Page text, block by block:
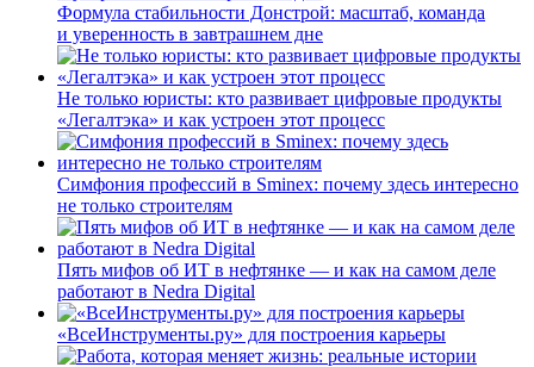
Формула стабильности Донстрой: масштаб, команда
и уверенность в завтрашнем дне
Не только юристы: кто развивает цифровые продукты
«Легалтэка» и как устроен этот процесс
Симфония профессий в Sminex: почему здесь интересно
не только строителям
Пять мифов об ИТ в нефтянке — и как на самом деле
работают в Nedra Digital
«ВсеИнструменты.ру» для построения карьеры